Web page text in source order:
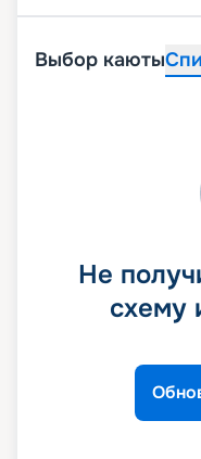
Выбор каюты
Не
схему